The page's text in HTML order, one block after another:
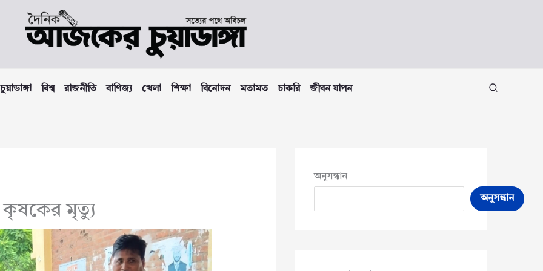
চুয়াডাঙ্গা বিশ্ব রাজনীতি বাণিজ্য খেলা শিক্ষা বিনোদন মতামত চাকরি জীবন যাপন
কৃষকের মৃত্যু
অনুসন্ধান
অনুসন্ধান